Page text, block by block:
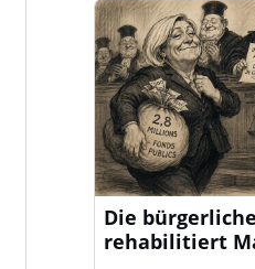
Die
rehabilitiert